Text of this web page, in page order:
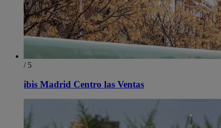
/ 5
ibis Madrid Centro las Ventas